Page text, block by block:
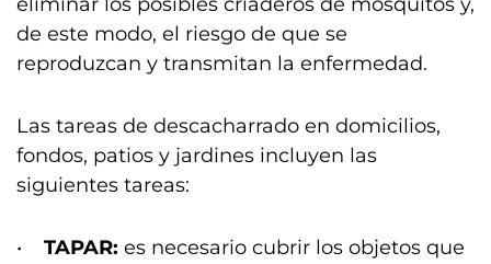
de este modo, el riesgo de que se
reproduzcan y transmitan la enfermedad.
Las tareas de descacharrado en domicilios,
fondos, patios y jardines incluyen las
siguientes tareas:
• TAPAR: es necesario cubrir los objetos que